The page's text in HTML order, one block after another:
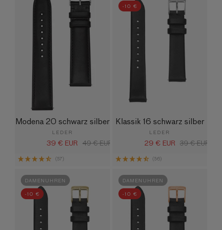
Modena 20 schwarz silber
LEDER
Verkaufspreis
39 € EUR
Normaler
49 € EUR
(57)
Klassik 16 schwarz silber
LEDER
Verkaufspreis
29 € EUR
Normaler
39 € EUR
-10 €
(56)
DAMENUHREN
-10 €
DAMENUHREN
-10 €